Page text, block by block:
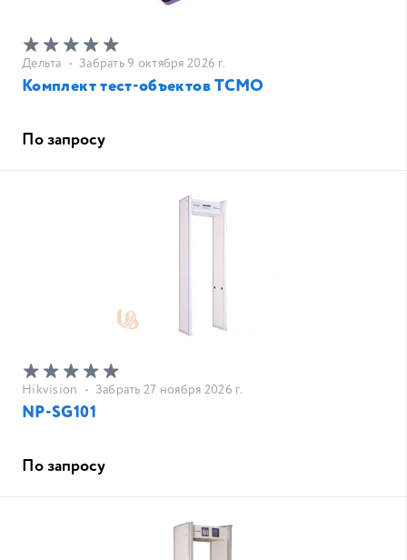
Дельта • Забрать 9 октября 2026 г.
Комплект тест-объектов ТСМО
По запросу
Hikvision • Забрать 27 ноября 2026 г.
NP-SG101
По запросу